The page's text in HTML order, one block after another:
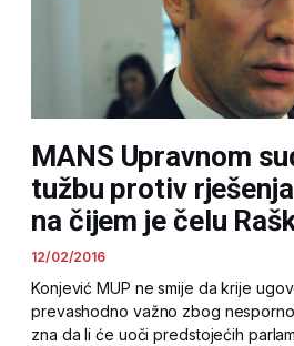
MANS Upravnom
tužbu protiv
na čijem je čelu
12/02/2016
Konjević MUP ne smije da krije
prevashodno važno zbog
zna da li će uoči predstojećih